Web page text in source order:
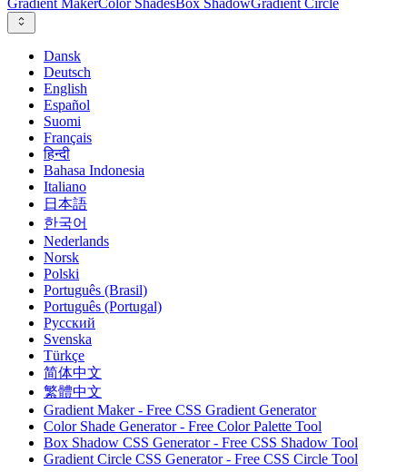
Gradient MakerColor ShadesBox ShadowGradient Circle
Dansk
Deutsch
English
Español
Suomi
Français
हिन्दी
Bahasa Indonesia
Italiano
日本語
한국어
Nederlands
Norsk
Polski
Português (Brasil)
Português (Portugal)
Русский
Svenska
Türkçe
简体中文
繁體中文
Gradient Maker - Free CSS Gradient Generator
Color Shade Generator - Free Color Palette Tool
Box Shadow CSS Generator - Free CSS Shadow Tool
Gradient Circle CSS Generator - Free CSS Circle Tool